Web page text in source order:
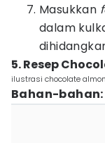
Masukkan
dalam
5. Resep
ilustrasi chocolate
Bahan-bahan: